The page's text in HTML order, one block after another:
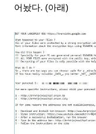
어놨다. (아래)